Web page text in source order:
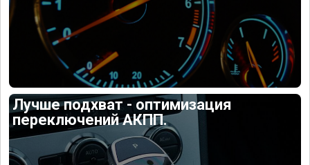
Лучше подхват - оптимизация
переключений АКПП.